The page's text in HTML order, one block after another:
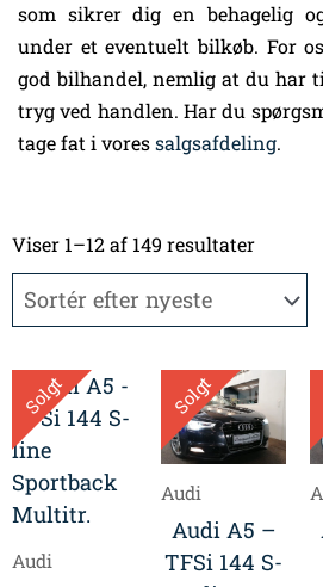
som sikrer dig en behagelig
under et eventuelt bilkøb. For
god bilhandel, nemlig at du har
tryg ved handlen. Har du
tage fat i voressalgsafdeling.
Viser 1–12 af 149 resultaterefter
Solgt
Audi
Solgt
Audi
Audi A5 –
TFSi 144 S-